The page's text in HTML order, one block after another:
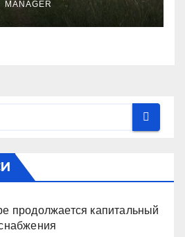
MANAGER
продолжается капитальный